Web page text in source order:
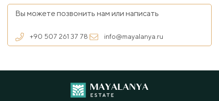
Вы можете позвонить нам или написать
+90 507 261 37 78 info@mayalanya.ru